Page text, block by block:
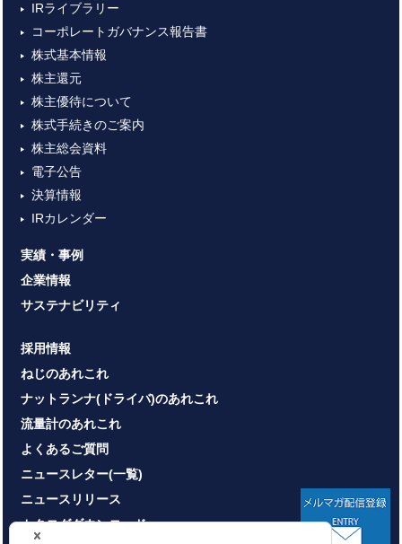
IRライブラリー
コーポレートガバナンス報告書
株式基本情報
株主還元
株主優待について
株式手続きのご案内
株主総会資料
電子公告
決算情報
IRカレンダー
実績・事例
企業情報
サステナビリティ
採用情報
ねじのあれこれ
ナットランナ(ドライバ)のあれこれ
流量計のあれこれ
よくあるご質問
ニュースレター(一覧)
ニュースリリース
カタログダウンロード